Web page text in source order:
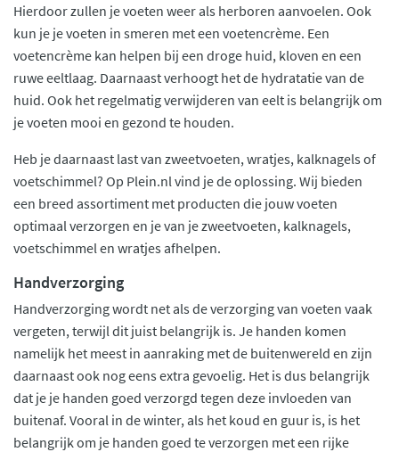
Hierdoor zullen je voeten weer als herboren aanvoelen. Ook
kun je je voeten in smeren met een voetencrème. Een
voetencrème kan helpen bij een droge huid, kloven en een
ruwe eeltlaag. Daarnaast verhoogt het de hydratatie van de
huid. Ook het regelmatig verwijderen van eelt is belangrijk om
je voeten mooi en gezond te houden.
Heb je daarnaast last van zweetvoeten, wratjes, kalknagels of
voetschimmel? Op Plein.nl vind je de oplossing. Wij bieden
een breed assortiment met producten die jouw voeten
optimaal verzorgen en je van je zweetvoeten, kalknagels,
voetschimmel en wratjes afhelpen.
Handverzorging
Handverzorging wordt net als de verzorging van voeten vaak
vergeten, terwijl dit juist belangrijk is. Je handen komen
namelijk het meest in aanraking met de buitenwereld en zijn
daarnaast ook nog eens extra gevoelig. Het is dus belangrijk
dat je je handen goed verzorgd tegen deze invloeden van
buitenaf. Vooral in de winter, als het koud en guur is, is het
belangrijk om je handen goed te verzorgen met een rijke